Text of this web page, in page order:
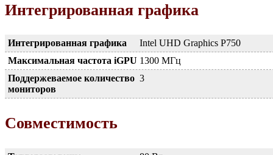
Интегрированная графика
Интегрированная графика
Intel UHD Graphics P750
Максимальная частота iGPU 1300 МГц
Поддержеваемое количество
мониторов
3
Совместимость